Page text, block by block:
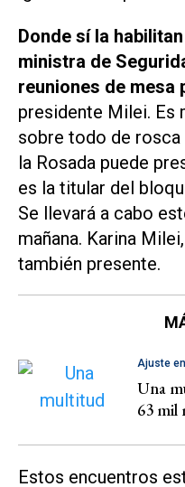
Donde sí la
ministra de
reuniones de mesa
presidente Milei. Es
sobre todo de rosca
la Rosada puede
es la titular del
Se llevará a cabo
mañana. Karina
también presente.
Ajuste
Una
63 mil
Estos encuentros